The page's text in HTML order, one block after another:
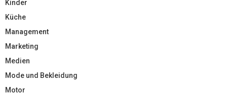
Kinder
Küche
Management
Marketing
Medien
Mode und Bekleidung
Motor